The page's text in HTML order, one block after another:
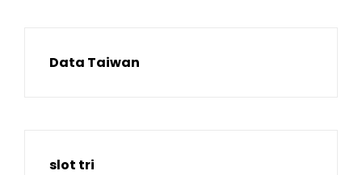
Data Taiwan
slot tri